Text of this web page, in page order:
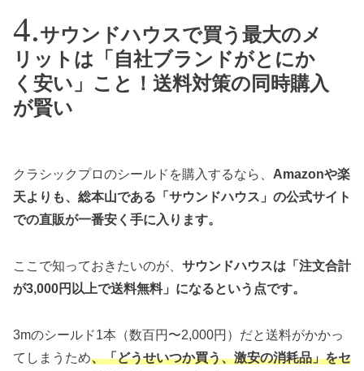
サウンドハウスで買う最大のメ
リットは「自社ブランドがとにか
く安い」こと！送料対策の同時購入
が賢い
クラシックプロのシールドを購入するなら、 Amazonや楽
天よりも、総本山である「サウンドハウス」の公式サイト
での直販が一番安く手に入ります。
ここで知っておきたいのが、 サウンドハウスは「注文合計
が3,000円以上で送料無料」になるという点です。
3mのシールド1本（数百円〜2,000円）だと送料がかかっ
てしまうため、「どうせいつか買う、激安の消耗品」をセ